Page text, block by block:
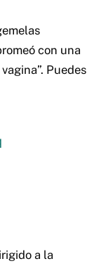
con una
Puedes
a la